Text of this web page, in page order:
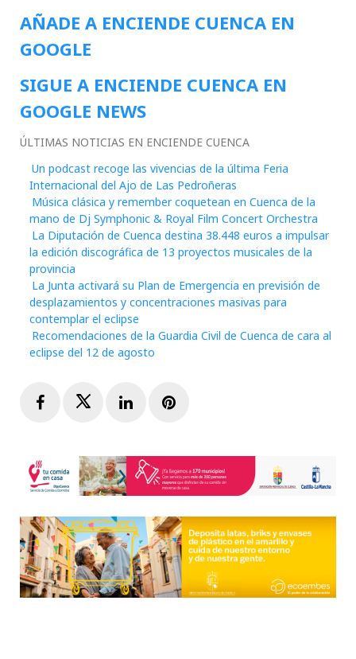
AÑADE A ENCIENDE CUENCA EN
GOOGLE
SIGUE A ENCIENDE CUENCA EN
GOOGLE NEWS
ÚLTIMAS NOTICIAS EN ENCIENDE CUENCA
Un podcast recoge las vivencias de la última Feria
Internacional del Ajo de Las Pedroñeras
Música clásica y remember coquetean en Cuenca de la
mano de Dj Symphonic & Royal Film Concert Orchestra
La Diputación de Cuenca destina 38.448 euros a impulsar
la edición discográfica de 13 proyectos musicales de la
provincia
La Junta activará su Plan de Emergencia en previsión de
desplazamientos y concentraciones masivas para
contemplar el eclipse
Recomendaciones de la Guardia Civil de Cuenca de cara al
eclipse del 12 de agosto
FacebookTwitterLinkedInPinterest